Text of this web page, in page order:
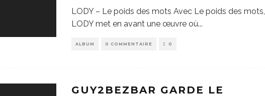
LODY – Le poids des mots Avec Le poids des mots,
LODY met en avant une œuvre où...
ALBUM 0 COMMENTAIRE 0
GUY2BEZBAR GARDE LE